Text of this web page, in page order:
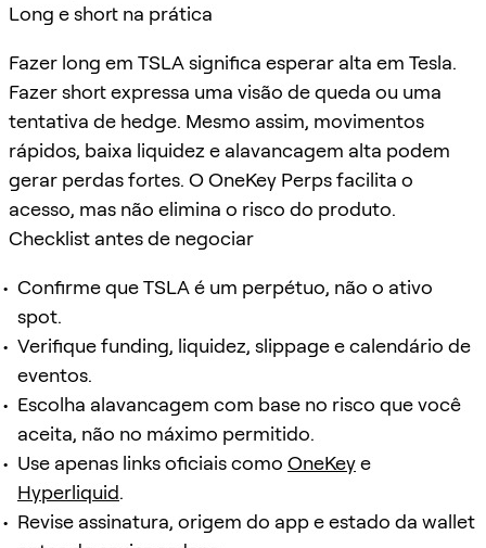
Long e short na prática
Fazer long em TSLA significa esperar alta em Tesla.
Fazer short expressa uma visão de queda ou uma
tentativa de hedge. Mesmo assim, movimentos
rápidos, baixa liquidez e alavancagem alta podem
gerar perdas fortes. O OneKey Perps facilita o
acesso, mas não elimina o risco do produto.
Checklist antes de negociar
Confirme que TSLA é um perpétuo, não o ativo
spot.
Verifique funding, liquidez, slippage e calendário de
eventos.
Escolha alavancagem com base no risco que você
aceita, não no máximo permitido.
Use apenas links oficiais como OneKeye
Hyperliquid.
Revise assinatura, origem do app e estado da wallet